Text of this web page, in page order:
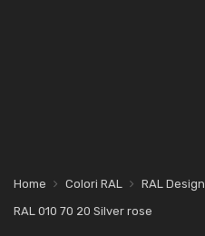
Home Colori RAL RAL Design
RAL 010 70 20 Silver rose